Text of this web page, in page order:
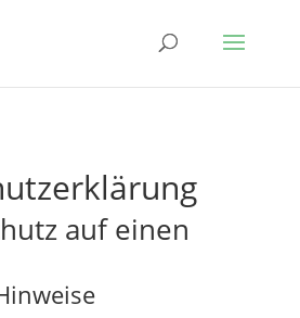
auf einen